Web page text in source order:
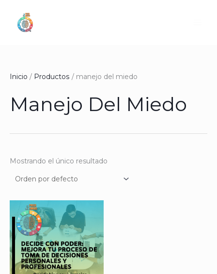
contenido
Inicio Productos manejo del miedo
Manejo Del Miedo
Mostrando el único resultado